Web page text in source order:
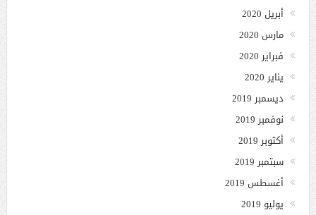
أبريل 2020
مارس 2020
فبراير 2020
يناير 2020
ديسمبر 2019
نوفمبر 2019
أكتوبر 2019
سبتمبر 2019
أغسطس 2019
يوليو 2019